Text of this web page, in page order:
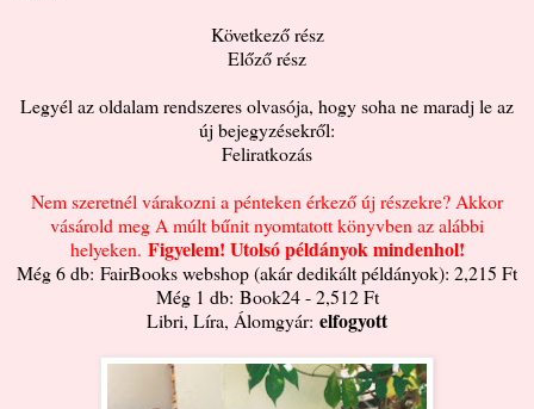
Következő rész
Előző rész
Legyél az oldalam rendszeres olvasója, hogy soha ne maradj le az
új bejegyzésekről:
Feliratkozás
Nem szeretnél várakozni a pénteken érkező új részekre? Akkor
vásárold meg A múlt bűnit nyomtatott könyvben az alábbi
helyeken. Figyelem! Utolsó példányok mindenhol!
Még 6 db: FairBooks webshop (akár dedikált példányok): 2,215 Ft
Még 1 db: Book24 - 2,512 Ft
Libri, Líra, Álomgyár: elfogyott